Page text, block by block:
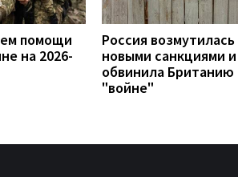
помощи
на 2026-
Россия возмутилась
новыми санкциями и
обвинила Британию
"войне"